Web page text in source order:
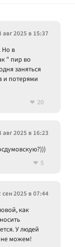
авг 2025 в 15:37
Но в
" пир во
заняться
и потерями
20
авг 2025 в 16:23
5
сен 2025 в 07:44
как
У людей
можем!